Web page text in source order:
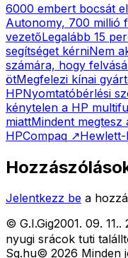
6000 embert bocsát
Autonomy, 700 millió
vezetőLegalább 15
segítséget kérniNem
számára, hogy
ötMegfelezi kínai
HPNyomtatóbérlési
kénytelen a HP
miattMindent
HPCompaq ↗
Jelentkezz be a
© G.I.Gig2001. 09. 11..
nyugi srácok tuti
Sg.hu© 2026 Minden